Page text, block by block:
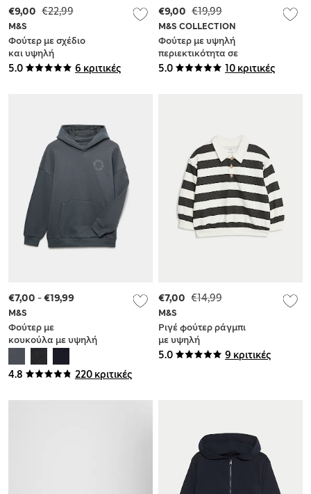
5.0 6 κριτικές
M&S
Φούτερ με σχέδιο
και υψηλή
περιεκτικότητα σε
€22,99
€9,00
5.0 10 κριτικές
M&S COLLECTION
Φούτερ με υψηλή
περιεκτικότητα σε
βαμβάκι (6-16 ετών)
€19,99
€9,00
4.8 220 κριτικές
M&S
Φούτερ με
κουκούλα με υψηλή
περιεκτικότητα σε
βαμβάκι (6-16 ετών)
€7,00 -€19,99
5.0 9 κριτικές
M&S
Ριγέ φούτερ ράγμπι
με υψηλή
περιεκτικότητα σε
€14,99
€7,00